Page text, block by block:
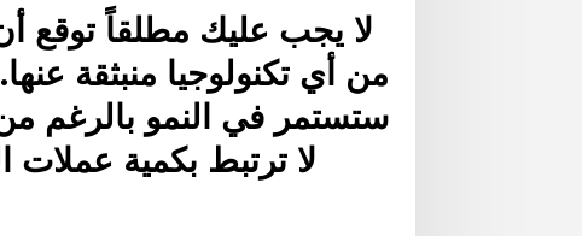
لا يجب عليك مطلقاً توقع
من أي تكنولوجيا منبثقة
ستستمر في النمو بالرغم
لا ترتبط بكمية عملات